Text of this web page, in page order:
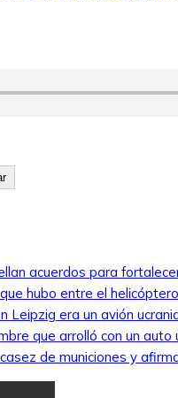
acuerdos para
hubo entre el
Leipzig era un avión
que arrolló con un auto
de municiones y